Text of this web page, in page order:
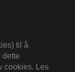
til å
dette
cookies.
Les